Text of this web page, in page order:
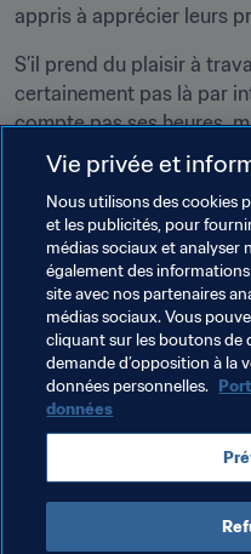
appris à apprécier leurs
S’il prend du plaisir à
certainement pas là par
compte pas ses heures,
faire naître chez ses
le football, tout en leur
respect.
"Ce qui compte, ce n’est
ne suis pas là non plus
joueur au monde.
mêmes."
Thèmes en lien
USA
Vie privée et
Nous utilisons des cookies
et les publicités, pour
médias sociaux et
également des
site avec nos partenaires
médias sociaux. Vous
cliquant sur les boutons de
demande d’opposition à la
données personnelles.
données